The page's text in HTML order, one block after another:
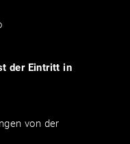
der Eintritt in
von der